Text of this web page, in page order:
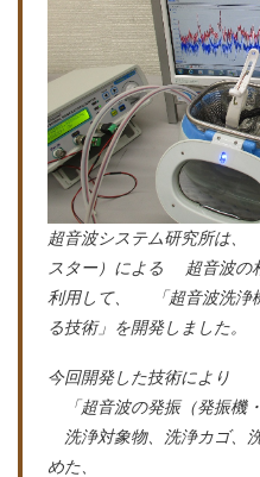
超音波システム研究所は
スター）による 超音波の
利用して、 「超音波洗浄
る技術」を開発しました。
今回開発した技術により
「超音波の発振（発振機
洗浄対象物、洗浄カゴ、
めた、